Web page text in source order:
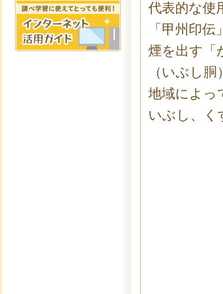
代表的な使
「甲州印
煙を出す「
（いぶし
地域によっ
いぶし、く